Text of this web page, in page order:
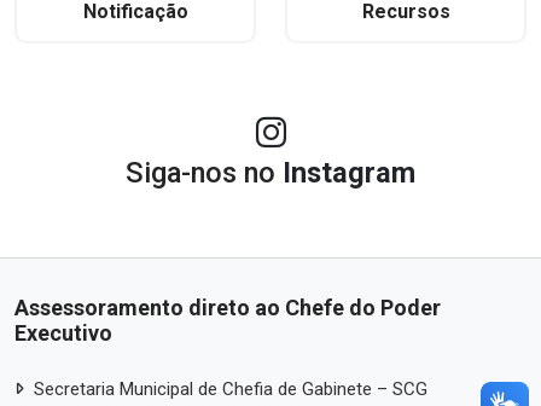
Notificação Recursos
Siga-nos no Instagram
Assessoramento direto ao Chefe do Poder
Executivo
Secretaria Municipal de Chefia de Gabinete – SCG